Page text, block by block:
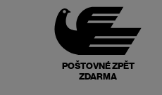
POŠTOVNÉ ZPĚT
ZDARMA